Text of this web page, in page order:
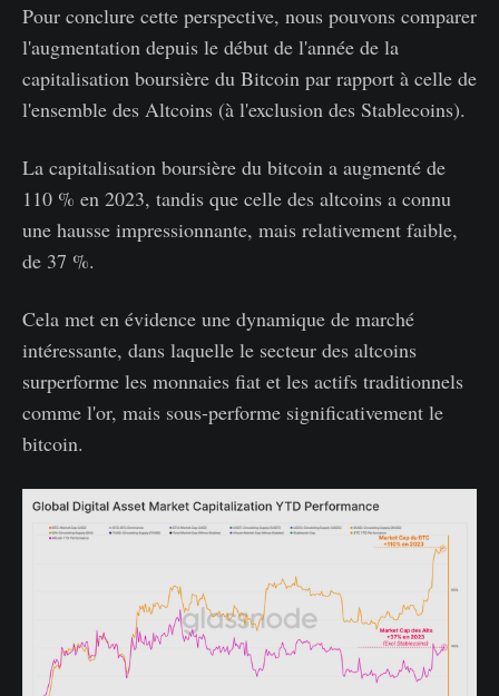
Pour conclure cette perspective, nous pouvons comparer
l'augmentation depuis le début de l'année de la
capitalisation boursière du Bitcoin par rapport à celle de
l'ensemble des Altcoins (à l'exclusion des Stablecoins).
La capitalisation boursière du bitcoin a augmenté de
110 % en 2023, tandis que celle des altcoins a connu
une hausse impressionnante, mais relativement faible,
de 37 %.
Cela met en évidence une dynamique de marché
intéressante, dans laquelle le secteur des altcoins
surperforme les monnaies fiat et les actifs traditionnels
comme l'or, mais sous-performe significativement le
bitcoin.